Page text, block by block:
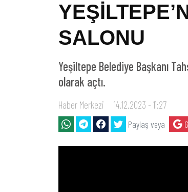
SALONU
Yeşiltepe Belediye Başkanı
olarak açtı.
Haber Merkezi 14.12.2023 - 11:27
Paylaş veya